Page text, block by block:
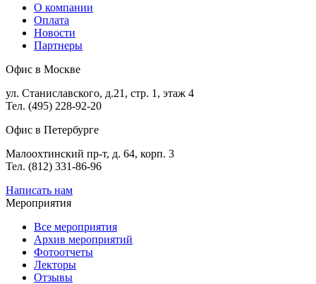
О компании
Оплата
Новости
Партнеры
Офис в Москве
ул. Станиславского, д.21, стр. 1, этаж 4
Тел. (495) 228-92-20
Офис в Петербурге
Малоохтинский пр-т, д. 64, корп. 3
Тел. (812) 331-86-96
Написать нам
Мероприятия
Все мероприятия
Архив мероприятий
Фотоотчеты
Лекторы
Отзывы